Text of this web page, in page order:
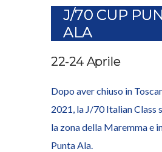
J/70 CUP
ALA
22-24 Aprile
Dopo aver chiuso in
2021, la J/70 Italian Class
la zona della Maremma e
Punta Ala.